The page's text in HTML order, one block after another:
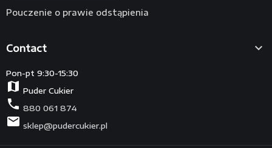
Contact 
Pon-pt 9:30-15:30
map Puder Cukier
phone 880 061 874
mail sklep@pudercukier.pl
Pouczenie o prawie odstąpienia